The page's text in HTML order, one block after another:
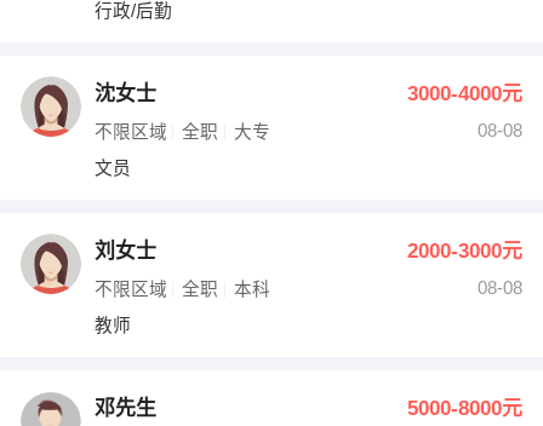
行政/后勤
沈女士 3000-4000元
不限区域 全职 大专
08-08
文员
刘女士 2000-3000元
不限区域 全职 本科
08-08
教师
邓先生 5000-8000元